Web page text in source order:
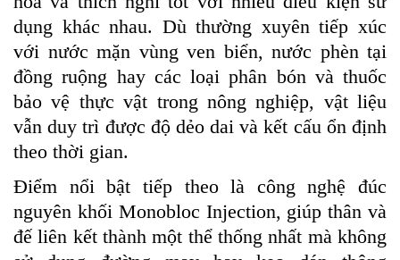
dụng khác nhau. Dù thường xuyên tiếp xúc
với nước mặn vùng ven biển, nước phèn tại
đồng ruộng hay các loại phân bón và thuốc
bảo vệ thực vật trong nông nghiệp, vật liệu
vẫn duy trì được độ dẻo dai và kết cấu ổn định
theo thời gian.
Điểm nổi bật tiếp theo là công nghệ đúc
nguyên khối Monobloc Injection, giúp thân và
đế liên kết thành một thể thống nhất mà không